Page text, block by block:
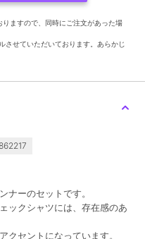
ますので、同時にご注文があった場
させていただいております。あらかじ
ナーのセットです。
ックシャツには、存在感のあ
クセントになっています。